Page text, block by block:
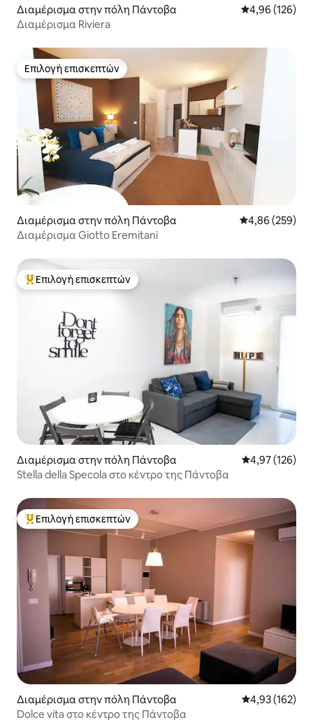
Διαμέρισμα στην πόλη Πάντοβα Μέση
4,96 (126)
Διαμέρισμα Riviera
Επιλογή επισκεπτών
Επιλογή επισκεπτών
Διαμέρισμα στην πόλη Πάντοβα Μέση
4,86 (259)
Διαμέρισμα Giotto Eremitani
Κορυφαία επιλογή επισκεπτών
Επιλογή επισκεπτών
Διαμέρισμα στην πόλη Πάντοβα Μέση
4,97 (126)
Stella della Specola στο κέντρο της Πάντοβα
Κορυφαία επιλογή επισκεπτών
Επιλογή επισκεπτών
Διαμέρισμα στην πόλη Πάντοβα Μέση
4,93 (162)
Dolce vita στο κέντρο της Πάντοβα